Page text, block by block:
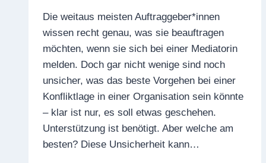
Die weitaus meisten Auftraggeber*innen
wissen recht genau, was sie beauftragen
möchten, wenn sie sich bei einer Mediatorin
melden. Doch gar nicht wenige sind noch
unsicher, was das beste Vorgehen bei einer
Konfliktlage in einer Organisation sein könnte
– klar ist nur, es soll etwas geschehen.
Unterstützung ist benötigt. Aber welche am
besten? Diese Unsicherheit kann…